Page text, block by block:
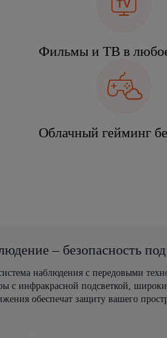
Фильмы и ТВ в
Облачный гейминг
– безопасность
наблюдения с передовыми
с инфракрасной подсветкой,
обеспечат защиту вашего